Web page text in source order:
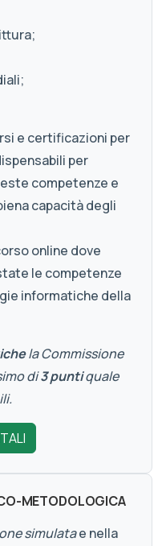
e certificazioni per
per
competenze e
capacità degli
online dove
le competenze
informatiche della
la Commissione
di3 puntiquale
METODOLOGICA
simulatae nella